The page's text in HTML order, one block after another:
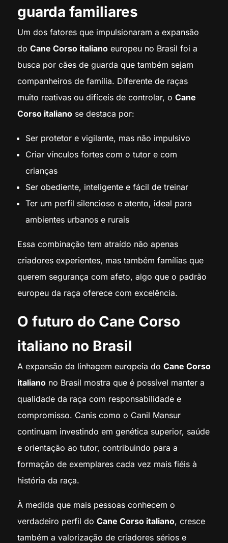
guarda familiares
Um dos fatores que impulsionaram a expansão
do Cane Corso italianoeuropeu no Brasil foi a
busca por cães de guarda que também sejam
companheiros de família. Diferente de raças
muito reativas ou difíceis de controlar, o Cane
Corso italianose destaca por:
Ser protetor e vigilante, mas não impulsivo
Criar vínculos fortes com o tutor e com
crianças
Ser obediente, inteligente e fácil de treinar
Ter um perfil silencioso e atento, ideal para
ambientes urbanos e rurais
Essa combinação tem atraído não apenas
criadores experientes, mas também famílias que
querem segurança com afeto, algo que o padrão
europeu da raça oferece com excelência.
O futuro do Cane Corso
italiano no Brasil
A expansão da linhagem europeia do Cane Corso
italianono Brasil mostra que é possível manter a
qualidade da raça com responsabilidade e
compromisso. Canis como o Canil Mansur
continuam investindo em genética superior, saúde
e orientação ao tutor, contribuindo para a
formação de exemplares cada vez mais fiéis à
história da raça.
À medida que mais pessoas conhecem o
verdadeiro perfil do Cane Corso italiano, cresce
também a valorização de criadores sérios e